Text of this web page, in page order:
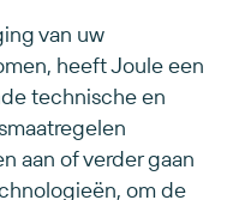
van uw
heeft Joule een
technische en
aan of verder gaan
om de